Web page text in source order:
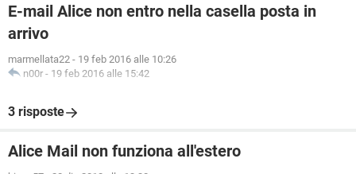
E-mail Alice non entro nella casella posta in
arrivo
marmellata22 - 19 feb 2016 alle 10:26
n00r - 19 feb 2016 alle 15:42
3 risposte
Alice Mail non funziona all'estero